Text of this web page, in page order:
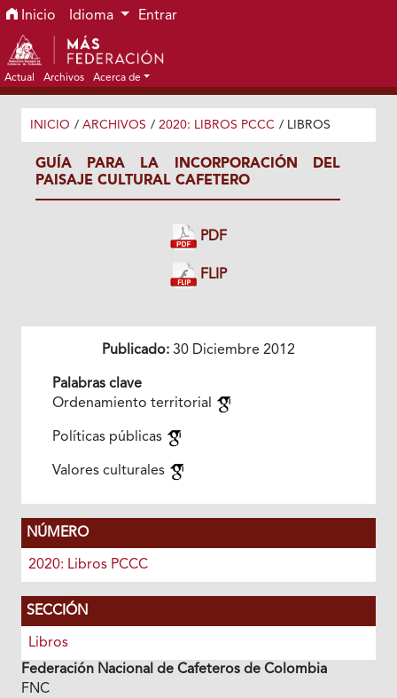
Ir al menú de navegación principal
Ir al contenido principal
Ir al pie de página del sitio
Inicio Idioma Entrar
Actual Archivos Acerca de
INICIO / ARCHIVOS / 2020: LIBROS PCCC / LIBROS
GUÍA PARA LA INCORPORACIÓN DEL
PAISAJE CULTURAL CAFETERO
PDF
FLIP
Publicado: 30 Diciembre 2012
Palabras clave
Ordenamiento territorial
Políticas públicas
Valores culturales
NÚMERO
2020: Libros PCCC
SECCIÓN
Libros
Federación Nacional de Cafeteros de Colombia
FNC